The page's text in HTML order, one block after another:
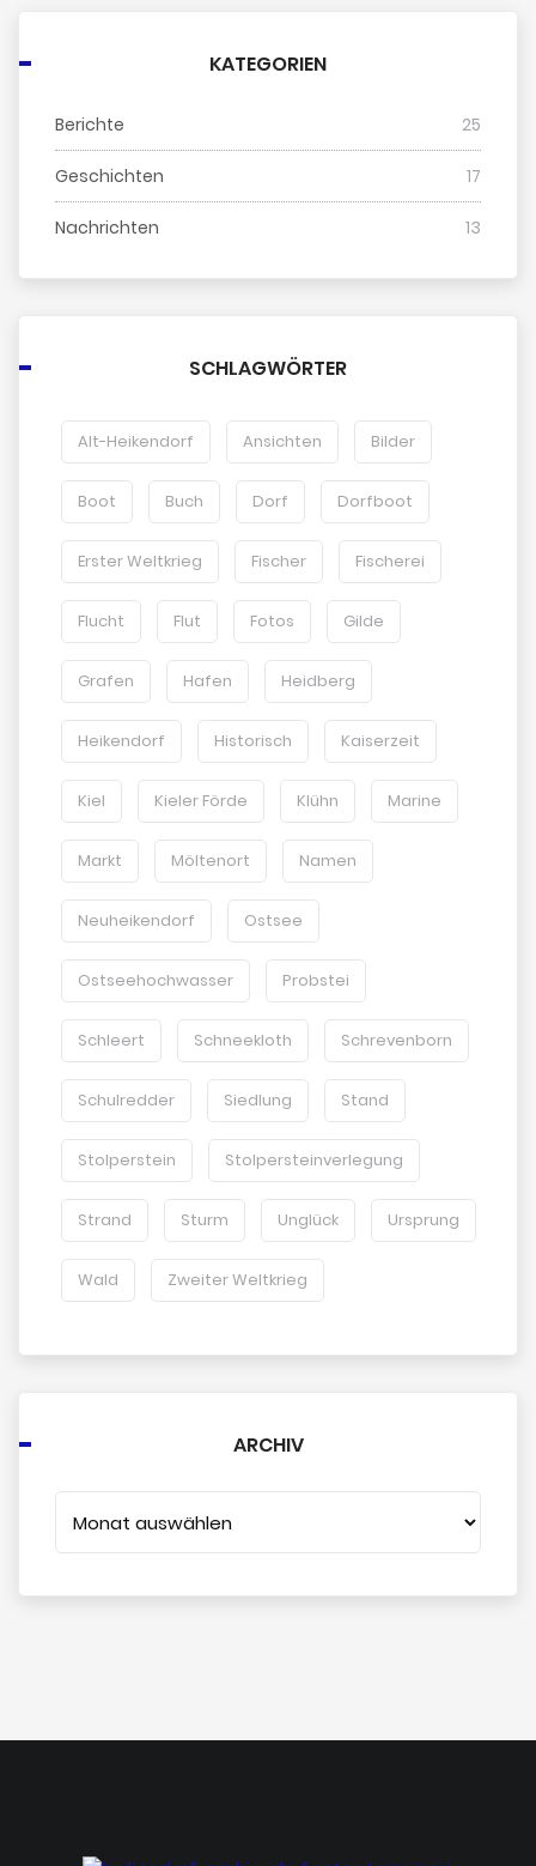
KATEGORIEN
Berichte 25
Geschichten 17
Nachrichten 13
SCHLAGWÖRTER
Alt-Heikendorf Ansichten Bilder
Boot Buch Dorf Dorfboot
Erster Weltkrieg Fischer Fischerei
Flucht Flut Fotos Gilde
Grafen Hafen Heidberg
Heikendorf Historisch Kaiserzeit
Kiel Kieler Förde Klühn Marine
Markt Möltenort Namen
Neuheikendorf Ostsee
Ostseehochwasser Probstei
Schleert Schneekloth Schrevenborn
Schulredder Siedlung Stand
Stolperstein Stolpersteinverlegung
Strand Sturm Unglück Ursprung
Wald Zweiter Weltkrieg
ARCHIV